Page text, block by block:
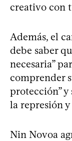
creativo con
Además, el
debe saber
necesaria”
comprender
protección” y
la represión
Nin Novoa